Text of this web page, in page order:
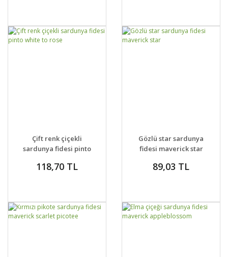
DETAYLAR
VER
Çift renk çiçekli
sardunya fidesi pinto
118,70 TL
DETAYLAR
VER
Gözlü star sardunya
fidesi maverick star
89,03 TL